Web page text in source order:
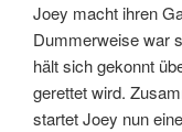
Joey macht ihren
Dummerweise war
hält sich gekonnt
gerettet wird.
startet Joey nun